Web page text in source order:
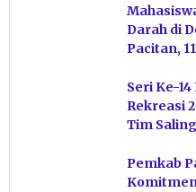
Darah di
Pacitan,
Seri Ke-
Rekreasi
Tim
Pemkab